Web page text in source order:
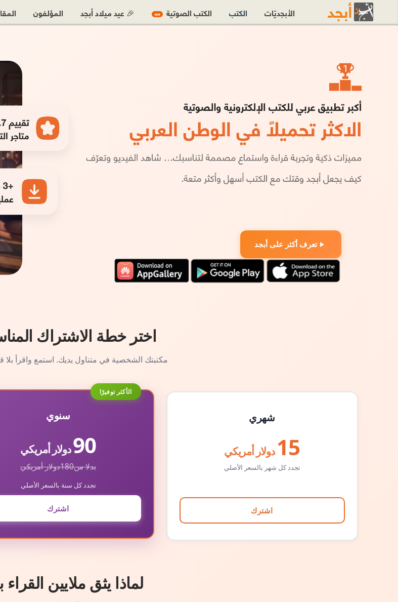
تعرف أكثر على أبجد
اختر خطة الاشتراك
مكتبتك الشخصية في متناول يديك. استمع واقرأ بلا
شهري
15 دولار أمريكي
تجدد كل شهر بالسعر الأصلي
اشترك
الأكثر توفيرًا
سنوي
90دولار أمريكي
بدلا من180دولار أمريكي
تجدد كل سنة بالسعر الأصلي
اشترك
لماذا يثق ملايين القراء
الأبجديّات الكتب الكتب الصوتية جديد 🎉 عيد ميلاد أبجد المؤلفون